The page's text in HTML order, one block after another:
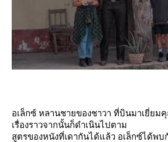
อเล็กซ์ หลานชายของชาวา ที่บินมาเยี่ย
เรื่องราวจากนั้นก็ดำเนินไปตาม
สูตรของหนังที่เดากันได้แล้ว อเล็กซ์ได้พบ